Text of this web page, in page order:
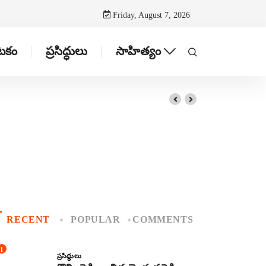
Friday, August 7, 2026
ప్రసిద్ధులు సాహిత్యం
RECENT POPULAR COMMENTS
1
ప్రసిద్ధులు